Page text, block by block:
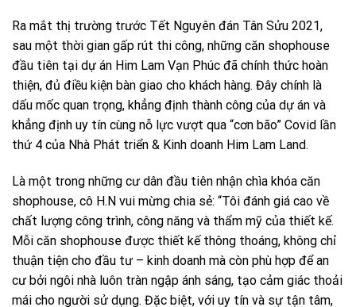
Ra mắt thị trường trước Tết Nguyên đán Tân Sửu 2021,
sau một thời gian gấp rút thi công, những căn shophouse
đầu tiên tại dự án Him Lam Vạn Phúc đã chính thức hoàn
thiện, đủ điều kiện bàn giao cho khách hàng. Đây chính là
dấu mốc quan trọng, khẳng định thành công của dự án và
khẳng định uy tín cùng nỗ lực vượt qua “cơn bão” Covid lần
thứ 4 của Nhà Phát triển & Kinh doanh Him Lam Land.
Là một trong những cư dân đầu tiên nhận chìa khóa căn
shophouse, cô H.N vui mừng chia sẻ: “Tôi đánh giá cao về
chất lượng công trình, công năng và thẩm mỹ của thiết kế.
Mỗi căn shophouse được thiết kế thông thoáng, không chỉ
thuận tiện cho đầu tư – kinh doanh mà còn phù hợp để an
cư bởi ngôi nhà luôn tràn ngập ánh sáng, tạo cảm giác thoải
mái cho người sử dụng. Đặc biệt, với uy tín và sự tận tâm,